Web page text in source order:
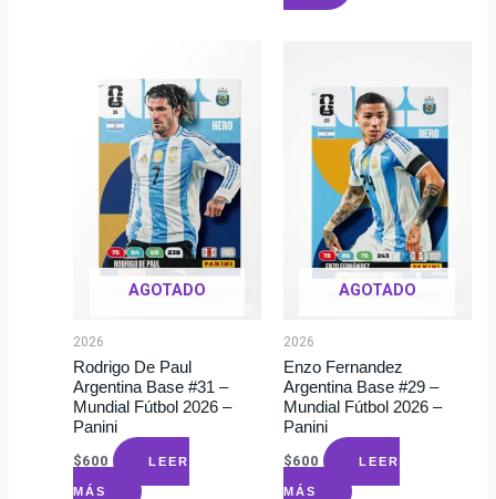
AGOTADO
2026
Rodrigo De Paul
Argentina Base #31 –
Mundial Fútbol 2026 –
Panini
$600 LEER
MÁS
AGOTADO
2026
Enzo Fernandez
Argentina Base #29 –
Mundial Fútbol 2026 –
Panini
$600 LEER
MÁS